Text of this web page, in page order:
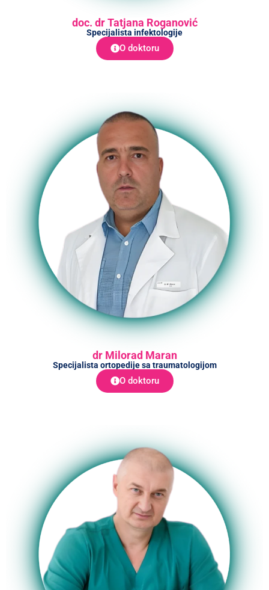
doc. dr Tatjana Roganović
Specijalista infektologije
O doktoru
dr Milorad Maran
Specijalista ortopedije sa traumatologijom
O doktoru